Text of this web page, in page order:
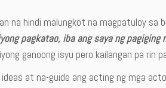
na hindi malungkot na magpatuloy sa
pagkatao, iba ang saya ng
ganoong isyu pero kailangan pa rin
at na-guide ang acting ng mga